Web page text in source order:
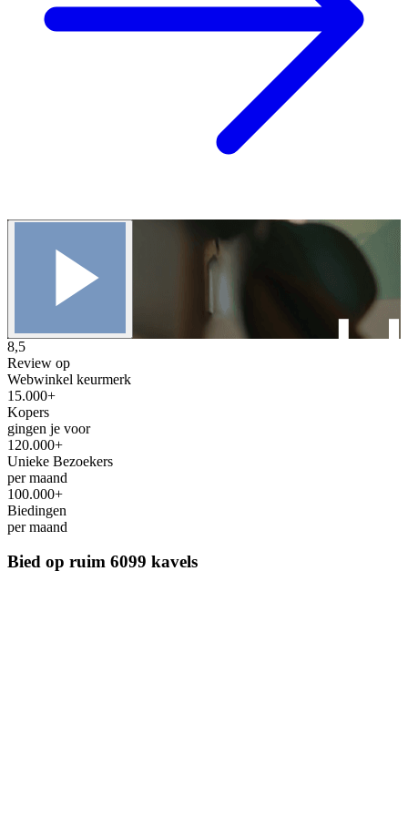
8,5
Review op
Webwinkel keurmerk
15.000+
Kopers
gingen je voor
120.000+
Unieke Bezoekers
per maand
100.000+
Biedingen
per maand
Bied op ruim 6099 kavels